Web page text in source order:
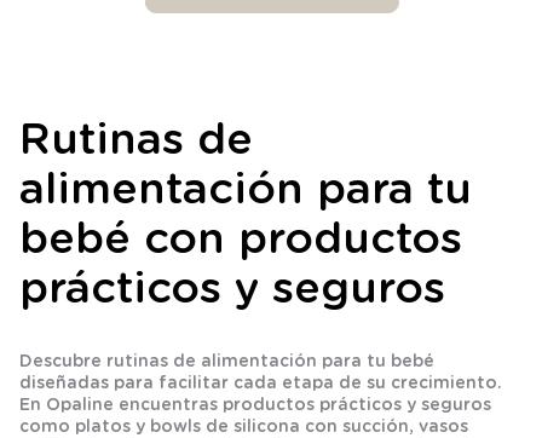
Rutinas de
alimentación para tu
bebé con productos
prácticos y seguros
Descubre rutinas de alimentación para tu bebé
diseñadas para facilitar cada etapa de su crecimiento.
En Opaline encuentras productos prácticos y seguros
como platos y bowls de silicona con succión, vasos